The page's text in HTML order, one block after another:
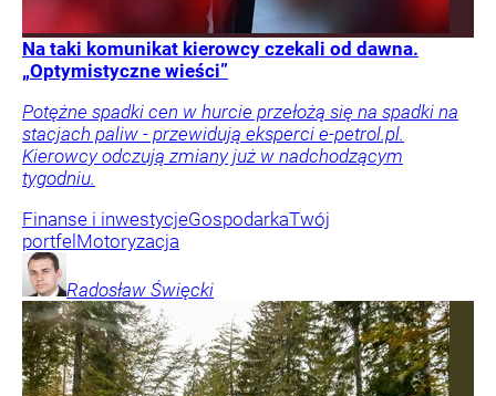
Na taki komunikat kierowcy czekali od dawna.
„Optymistyczne wieści”
Potężne spadki cen w hurcie przełożą się na spadki na
stacjach paliw - przewidują eksperci e-petrol.pl.
Kierowcy odczują zmiany już w nadchodzącym
tygodniu.
Finanse i inwestycjeGospodarkaTwój
portfel Motoryzacja
Radosław Święcki